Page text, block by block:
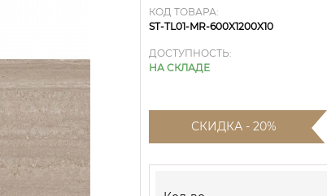
КОД ТОВАРА:
ST-TL01-MR-600X1200X10
ДОСТУПНОСТЬ:
НА СКЛАДЕ
СКИДКА - 20%